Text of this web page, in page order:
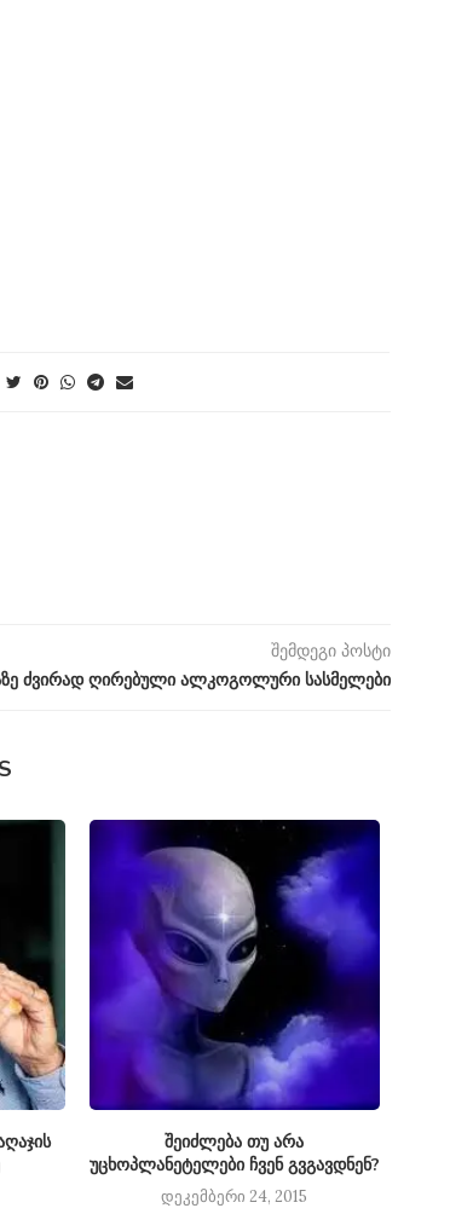
შემდეგი პოსტი
ძვირად ღირებული ალკოგოლური სასმელები
შეიძლება თუ არა
უცხოპლანეტელები ჩვენ გვგავდნენ?
დეკემბერი 24, 2015